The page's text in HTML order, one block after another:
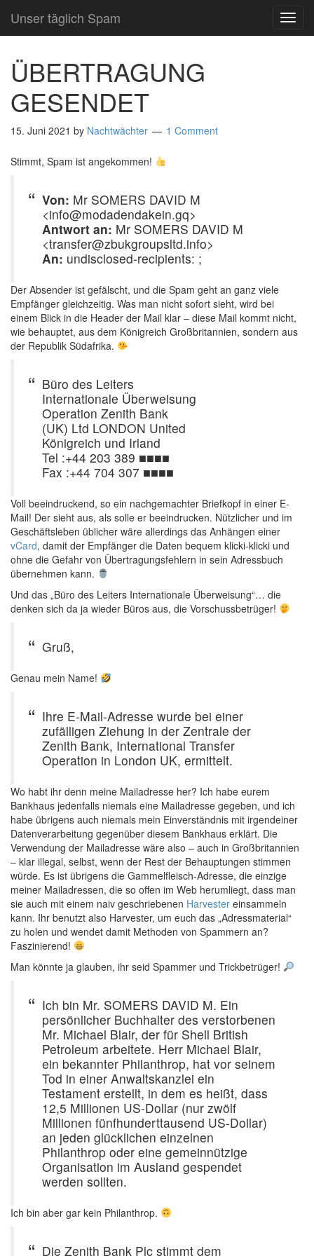
Unser täglich Spam
ÜBERTRAGUNG
GESENDET
15. Juni 2021 by Nachtwächter 1 Comment
Stimmt, Spam ist angekommen!
Von: Mr SOMERS DAVID M
<info@modadendakein.gq>
Antwort an: Mr SOMERS DAVID M
<transfer@zbukgroupsltd.info>
An: undisclosed-recipients: ;
Der Absender ist gefälscht, und die Spam geht an ganz viele
Empfänger gleichzeitig. Was man nicht sofort sieht, wird bei
einem Blick in die Header der Mail klar – diese Mail kommt nicht,
wie behauptet, aus dem Königreich Großbritannien, sondern aus
der Republik Südafrika.
Büro des Leiters
Internationale Überweisung
Operation Zenith Bank
(UK) Ltd LONDON United
Königreich und Irland
Tel :+44 203 389 ■■■■
Fax :+44 704 307 ■■■■
Voll beeindruckend, so ein nachgemachter Briefkopf in einer E-
Mail! Der sieht aus, als solle er beeindrucken. Nützlicher und im
Geschäftsleben üblicher wäre allerdings das Anhängen einer
vCard, damit der Empfänger die Daten bequem klicki-klicki und
ohne die Gefahr von Übertragungsfehlern in sein Adressbuch
übernehmen kann.
Und das „Büro des Leiters Internationale Überweisung“… die
denken sich da ja wieder Büros aus, die Vorschussbetrüger!
Gruß,
Genau mein Name!
Ihre E-Mail-Adresse wurde bei einer
zufälligen Ziehung in der Zentrale der
Zenith Bank, International Transfer
Operation in London UK, ermittelt.
Wo habt ihr denn meine Mailadresse her? Ich habe eurem
Bankhaus jedenfalls niemals eine Mailadresse gegeben, und ich
habe übrigens auch niemals mein Einverständnis mit irgendeiner
Datenverarbeitung gegenüber diesem Bankhaus erklärt. Die
Verwendung der Mailadresse wäre also – auch in Großbritannien
– klar illegal, selbst, wenn der Rest der Behauptungen stimmen
würde. Es ist übrigens die Gammelfleisch-Adresse, die einzige
meiner Mailadressen, die so offen im Web herumliegt, dass man
sie auch mit einem naiv geschriebenen Harvester einsammeln
kann. Ihr benutzt also Harvester, um euch das „Adressmaterial“
zu holen und wendet damit Methoden von Spammern an?
Faszinierend!
Man könnte ja glauben, ihr seid Spammer und Trickbetrüger!
Ich bin Mr. SOMERS DAVID M. Ein
persönlicher Buchhalter des verstorbenen
Mr. Michael Blair, der für Shell British
Petroleum arbeitete. Herr Michael Blair,
ein bekannter Philanthrop, hat vor seinem
Tod in einer Anwaltskanzlei ein
Testament erstellt, in dem es heißt, dass
12,5 Millionen US-Dollar (nur zwölf
Millionen fünfhunderttausend US-Dollar)
an jeden glücklichen einzelnen
Philanthrop oder eine gemeinnützige
Organisation im Ausland gespendet
werden sollten.
Ich bin aber gar kein Philanthrop.
Die Zenith Bank Plc stimmt dem